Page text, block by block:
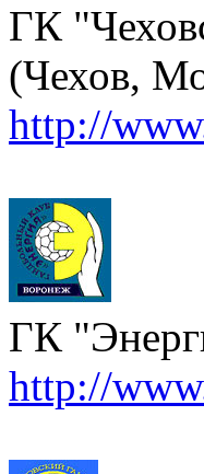
ГК
(Чехов,
http://
ГК
http://